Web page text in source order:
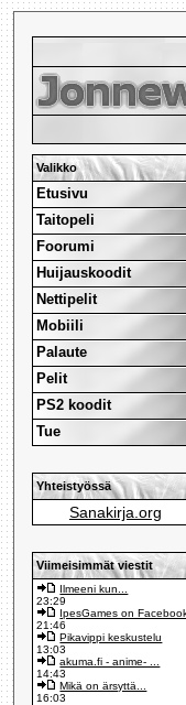
Valikko
Etusivu
Taitopeli
Foorumi
Huijauskoodit
Nettipelit
Mobiili
Palaute
Pelit
PS2 koodit
Tue
Yhteistyössä
Sanakirja.org
Viimeisimmät viestit
Ilmeeni kun...
23:29
IpesGames on
21:46
Pikavippi keskustelu
13:03
akuma.fi - anime- ...
14:43
Mikä on ärsyttä...
16:03